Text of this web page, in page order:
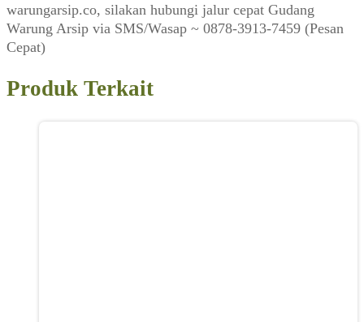
warungarsip.co, silakan hubungi jalur cepat Gudang
Warung Arsip via SMS/Wasap ~ 0878-3913-7459 (Pesan
Cepat)
Produk Terkait